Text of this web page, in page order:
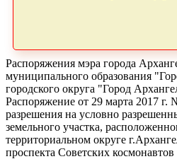
Распоряжения мэра города
муниципального образования
городского округа "Город
Распоряжение от 29 марта 2017
разрешения на условно
земельного участка,
территориальном округе
проспекта Советских